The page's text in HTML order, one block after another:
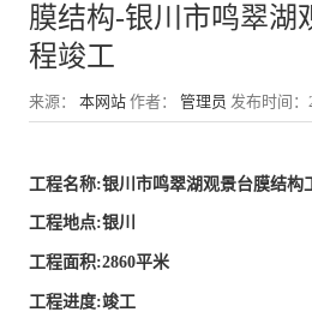
膜结构-银川市鸣翠湖
程竣工
来源： 本网站 作者： 管理员 发布时间：
工程名称:银川市鸣翠湖观景台膜结构
工程地点:银川
工程面积:2860平米
工程进度:竣工